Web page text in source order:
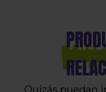
Quizás puedan